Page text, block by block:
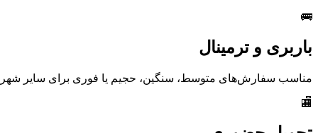
🚌
باربری و ترمینال
مناسب سفارش‌های متوسط، سنگین، حجیم یا فوری برای سایر
🏬